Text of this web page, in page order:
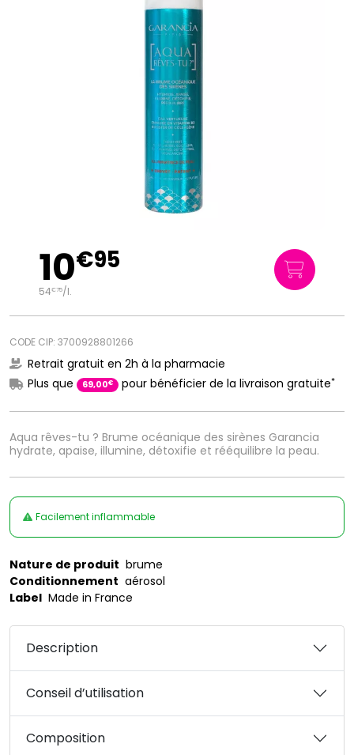
Aqua rêves-tu ? Brume océanique des sirènes Garancia
hydrate, apaise, illumine, détoxifie et rééquilibre la peau.
10€95
54€75/l.
CODE CIP: 3700928801266
Retrait gratuit en 2h à la pharmacie
Plus que
69,00€ pour bénéficier de la livraison gratuite*
Facilement inflammable
Nature de produit brume
Conditionnement aérosol
Label Made in France
Description
Conseil d’utilisation
Composition